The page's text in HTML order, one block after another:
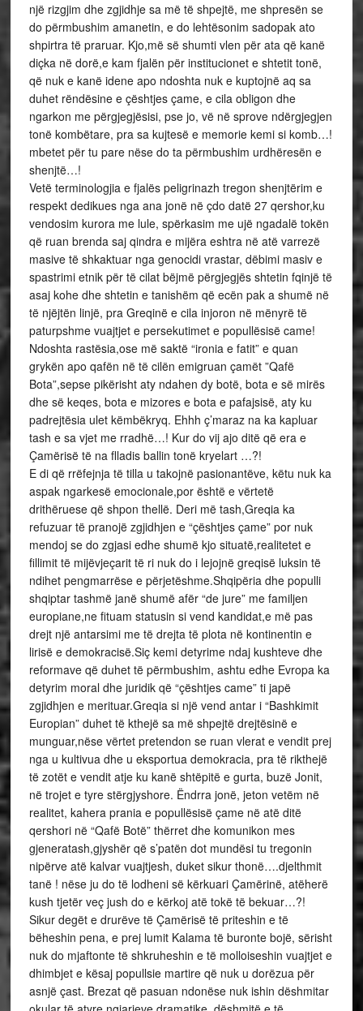
një rizgjim dhe zgjidhje sa më të shpejtë, me shpresën se
do përmbushim amanetin, e do lehtësonim sadopak ato
shpirtra të praruar. Kjo,më së shumti vlen për ata që kanë
diçka në dorë,e kam fjalën për institucionet e shtetit tonë,
që nuk e kanë idene apo ndoshta nuk e kuptojnë aq sa
duhet rëndësine e çështjes çame, e cila obligon dhe
ngarkon me përgjegjësisi, pse jo, vë në sprove ndërgjegjen
tonë kombëtare, pra sa kujtesë e memorie kemi si komb…!
mbetet për tu pare nëse do ta përmbushim urdhëresën e
shenjtë…!
Vetë terminologjia e fjalës peligrinazh tregon shenjtërim e
respekt dedikues nga ana jonë në çdo datë 27 qershor,ku
vendosim kurora me lule, spërkasim me ujë ngadalë tokën
që ruan brenda saj qindra e mijëra eshtra në atë varrezë
masive të shkaktuar nga genocidi vrastar, dëbimi masiv e
spastrimi etnik për të cilat bëjmë përgjegjës shtetin fqinjë të
asaj kohe dhe shtetin e tanishëm që ecën pak a shumë në
të njëjtën linjë, pra Greqinë e cila injoron në mënyrë të
paturpshme vuajtjet e persekutimet e popullësisë came!
Ndoshta rastësia,ose më saktë “ironia e fatit” e quan
grykën apo qafën në të cilën emigruan çamët ”Qafë
Bota”,sepse pikërisht aty ndahen dy botë, bota e së mirës
dhe së keqes, bota e mizores e bota e pafajsisë, aty ku
padrejtësia ulet këmbëkryq. Ehhh ç’maraz na ka kapluar
tash e sa vjet me rradhë…! Kur do vij ajo ditë që era e
Çamërisë të na flladis ballin tonë kryelart …?!
E di që rrëfejnja të tilla u takojnë pasionantëve, këtu nuk ka
aspak ngarkesë emocionale,por është e vërtetë
drithëruese që shpon thellë. Deri më tash,Greqia ka
refuzuar të pranojë zgjidhjen e “çështjes çame” por nuk
mendoj se do zgjasi edhe shumë kjo situatë,realitetet e
fillimit të mijëvjeçarit të ri nuk do i lejojnë greqisë luksin të
ndihet pengmarrëse e përjetëshme.Shqipëria dhe populli
shqiptar tashmë janë shumë afër “de jure” me familjen
europiane,ne fituam statusin si vend kandidat,e më pas
drejt një antarsimi me të drejta të plota në kontinentin e
lirisë e demokracisë.Siç kemi detyrime ndaj kushteve dhe
reformave që duhet të përmbushim, ashtu edhe Evropa ka
detyrim moral dhe juridik që “çështjes came” ti japë
zgjidhjen e merituar.Greqia si një vend antar i “Bashkimit
Europian” duhet të kthejë sa më shpejtë drejtësinë e
munguar,nëse vërtet pretendon se ruan vlerat e vendit prej
nga u kultivua dhe u eksportua demokracia, pra të rikthejë
të zotët e vendit atje ku kanë shtëpitë e gurta, buzë Jonit,
në trojet e tyre stërgjyshore. Ëndrra jonë, jeton vetëm në
realitet, kahera prania e popullësisë çame në atë ditë
qershori në “Qafë Botë” thërret dhe komunikon mes
gjeneratash,gjyshër që s’patën dot mundësi tu tregonin
nipërve atë kalvar vuajtjesh, duket sikur thonë….djelthmit
tanë ! nëse ju do të lodheni së kërkuari Çamërinë, atëherë
kush tjetër veç jush do e kërkoj atë tokë të bekuar…?!
Sikur degët e drurëve të Çamërisë të priteshin e të
bëheshin pena, e prej lumit Kalama të buronte bojë, sërisht
nuk do mjaftonte të shkruheshin e të molloiseshin vuajtjet e
dhimbjet e kësaj popullsie martire që nuk u dorëzua për
asnjë çast. Brezat që pasuan ndonëse nuk ishin dëshmitar